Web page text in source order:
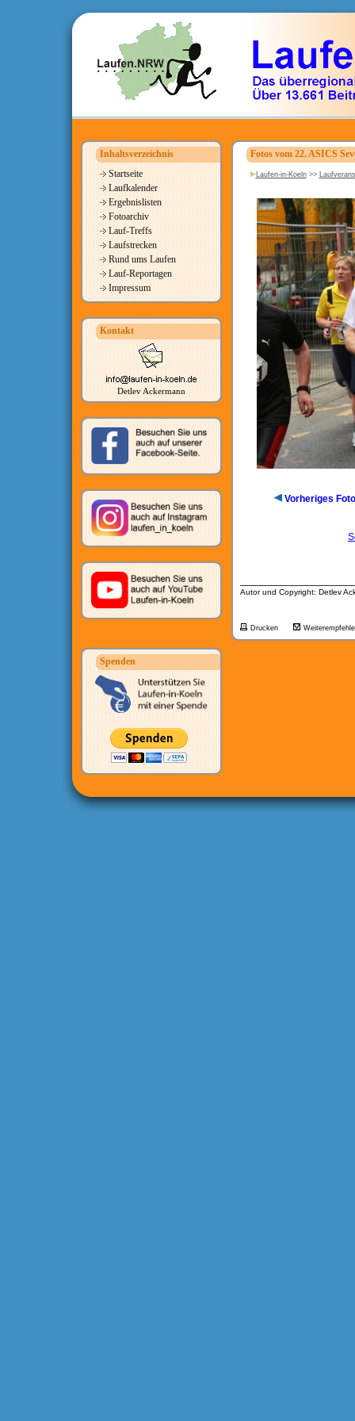
Inhaltsverzeichnis
Startseite
Laufkalender
Ergebnislisten
Fotoarchiv
Lauf-Treffs
Laufstrecken
Rund ums Laufen
Lauf-Reportagen
Impressum
Kontakt
Detlev Ackermann
Spenden
Fotos vom 22. ASICS
Laufen-in-Koeln>>
Vorheriges Foto
Autor und Copyright: Detlev
Drucken